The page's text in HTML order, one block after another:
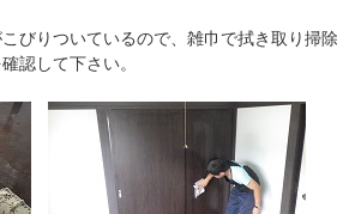
びりついているので、雑巾で拭き取り掃除
認して下さい。